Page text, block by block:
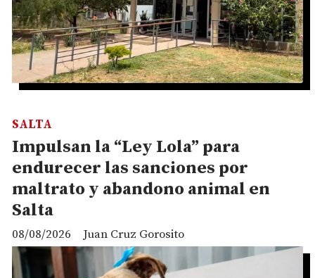
Impulsan la “Ley Lola” para
endurecer las sanciones por
maltrato y abandono animal en
Salta
Juan Cruz Gorosito
SALTA
08/08/2026